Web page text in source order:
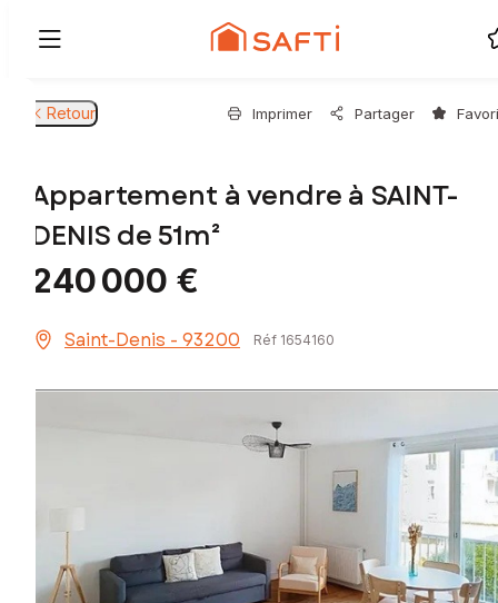
Retour Imprimer Partager
Appartement à vendre à SAINT-
DENIS de 51m²
240 000 €
Saint-Denis - 93200 Réf 1654160